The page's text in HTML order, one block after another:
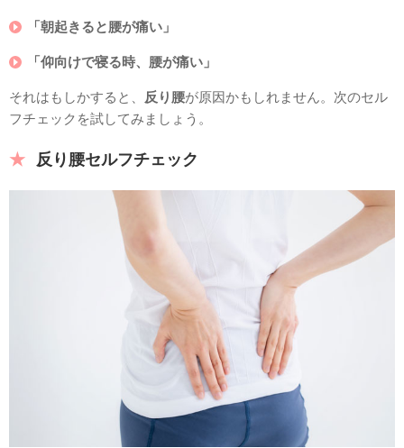
「朝起きると腰が痛い」
「仰向けで寝る時、腰が痛い」
それはもしかすると、 反り腰が原因かもしれません。次のセル
フチェックを試してみましょう。
反り腰セルフチェック